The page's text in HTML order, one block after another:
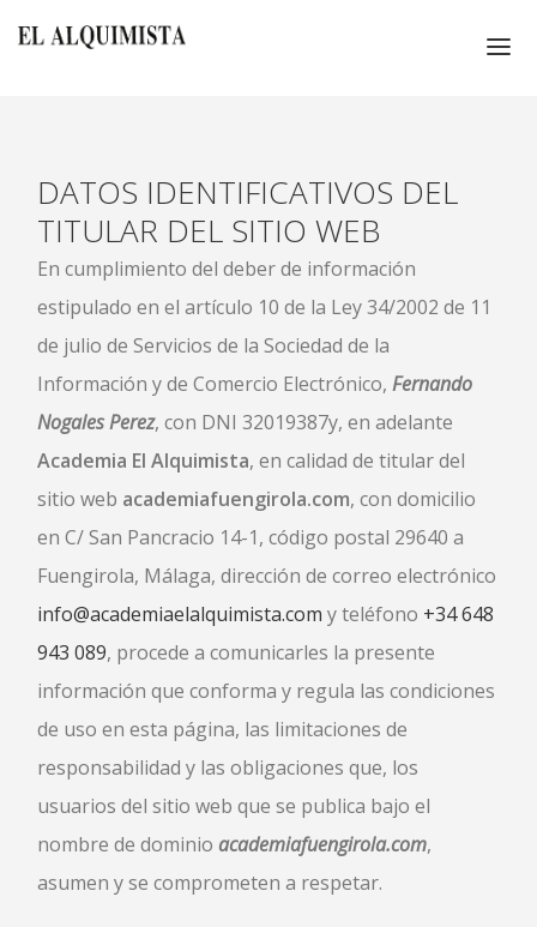
IDIOMAS
PEVAU (SELECTIVIDAD)
CONTACTO
BLOG
DATOS IDENTIFICATIVOS DEL
TITULAR DEL SITIO WEB
En cumplimiento del deber de información
estipulado en el artículo 10 de la Ley 34/2002 de 11
de julio de Servicios de la Sociedad de la
Información y de Comercio Electrónico, Fernando
Nogales Perez, con DNI 32019387y, en adelante
Academia El Alquimista, en calidad de titular del
sitio web academiafuengirola.com, con domicilio
en C/ San Pancracio 14-1, código postal 29640 a
Fuengirola, Málaga, dirección de correo electrónico
info@academiaelalquimista.com y teléfono +34 648
943 089, procede a comunicarles la presente
información que conforma y regula las condiciones
de uso en esta página, las limitaciones de
responsabilidad y las obligaciones que, los
usuarios del sitio web que se publica bajo el
nombre de dominio academiafuengirola.com,
asumen y se comprometen a respetar.